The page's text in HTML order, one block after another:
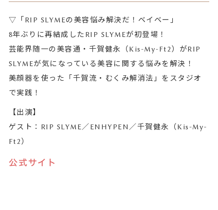
▽「RIP SLYMEの美容悩み解決だ！ベイベー」
8年ぶりに再結成したRIP SLYMEが初登場！
芸能界随一の美容通・千賀健永（Kis-My-Ft2）がRIP
SLYMEが気になっている美容に関する悩みを解決！
美顔器を使った「千賀流・むくみ解消法」をスタジオ
で実践！
【出演】
ゲスト：RIP SLYME／ENHYPEN／千賀健永（Kis-My-
Ft2）
公式サイト